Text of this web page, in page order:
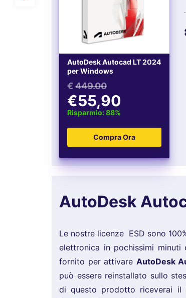
AutoDesk Autocad LT 2024
per Windows
€ 449.00
€55,90
Risparmio: 88%
AutoDesk
Le nostre licenze ESD sono
elettronica in pochissimi
fornito per attivare AutoDesk
può essere reinstallato sullo
di questo prodotto riceverai